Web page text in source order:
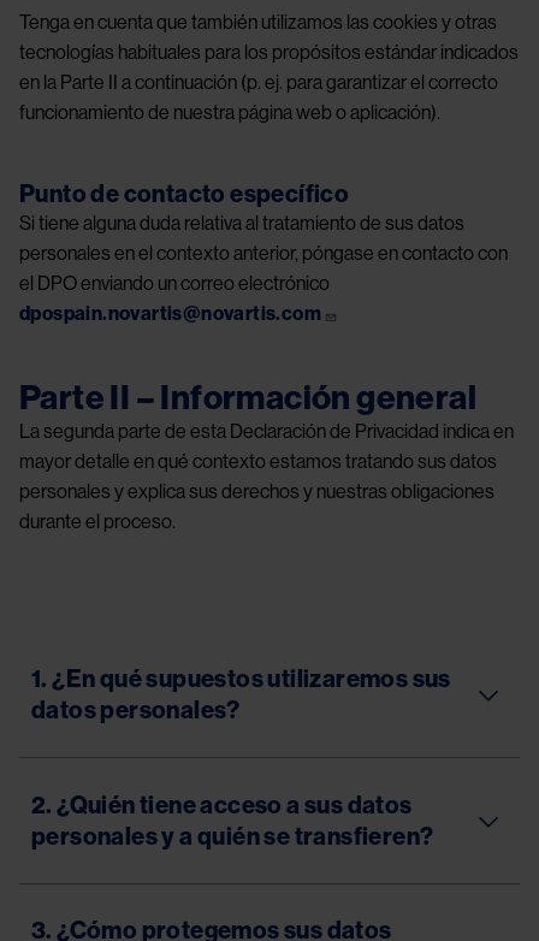
Tenga en cuenta que también utilizamos las cookies y otras
tecnologías habituales para los propósitos estándar indicados
en la Parte II a continuación (p. ej. para garantizar el correcto
funcionamiento de nuestra página web o aplicación).
Punto de contacto específico
Si tiene alguna duda relativa al tratamiento de sus datos
personales en el contexto anterior, póngase en contacto con
el DPO enviando un correo electrónico
dpospain.novartis@novartis.com
Parte II – Información general
La segunda parte de esta Declaración de Privacidad indica en
mayor detalle en qué contexto estamos tratando sus datos
personales y explica sus derechos y nuestras obligaciones
durante el proceso.
1. ¿En qué supuestos utilizaremos sus
datos personales?
2. ¿Quién tiene acceso a sus datos
personales y a quién se transfieren?
3. ¿Cómo protegemos sus datos